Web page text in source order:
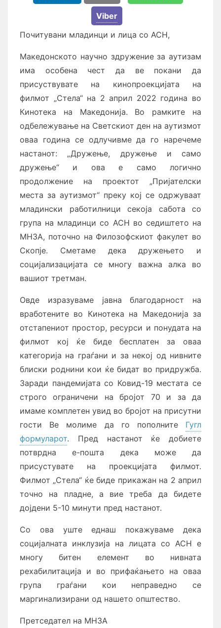
Viber
Почитувани младинци и лица со АСН,
Македонското научно здружение за аутизам
има особена чест да ве покани да
присуствувате на кинопроекцијата на
филмот „Стела“ на 2 април 2022 година во
Кинотека на Македонија. Во рамките на
одбележување на Светскиот ден на аутизмот
оваа година се одлучивме да го наречеме
настанот: „Дружење, дружење и само
дружење“ и ова е само логично
продолжение на проектот „Пријателски
места за аутизмот“ преку кој се одржуваат
младински работилници секоја сабота со
група на младинци со АСН во седиштето на
МНЗА, поточно на Филозофскиот факулет во
Скопје. Сметаме дека дружењето и
социјализацијата се многу важна алка во
вашиот третман.
Овде изразуваме јавна благодарност на
вработените во Кинотека на Македонија за
отстапениот простор, ресурси и понудата на
филмот кој ќе биде бесплатен за оваа
категорија на граѓани и за некој од нивните
блиски роднини кои ќе бидат во придружба.
Заради пандемијата со Ковид-19 местата се
строго ограничени на бројот 70 и за да
имаме комплетен увид во бројот на присутни
гости Ве молиме да го пополните Гугл
формуларот. Пред настанот ќе добиете
потврдна е-пошта дека може да
присустувате на проекцијата филмот.
Филмот „Стела“ ќе биде прикажан на 2 април
точно на пладне, а вие треба да бидете
дојдени 5-10 минути пред настанот.
Со ова уште еднаш покажуваме дека
социјалната инклузија на лицата со АСН е
многу битен елемент во нивната
рехабилитација и во прифаќањето на оваа
група граѓани кои неправедно се
маргинализирани од нашето општество.
Претседател на МНЗА